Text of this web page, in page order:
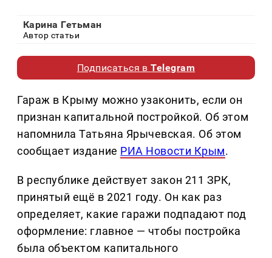
Карина Гетьман
Автор статьи
Подписаться вTelegram
Гараж в Крыму можно узаконить, если он
признан капитальной постройкой. Об этом
напомнила Татьяна Ярычевская. Об этом
сообщает издание РИА Новости Крым.
В республике действует закон 211 ЗРК,
принятый ещё в 2021 году. Он как раз
определяет, какие гаражи подпадают под
оформление: главное — чтобы постройка
была объектом капитального